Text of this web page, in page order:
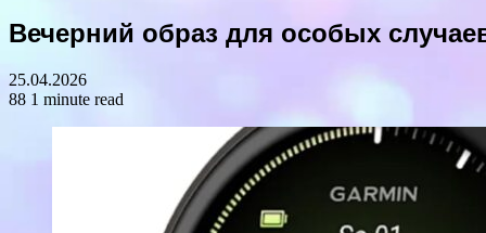
Вечерний образ для особых
25.04.2026
88 1 minute read